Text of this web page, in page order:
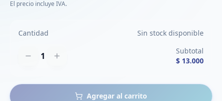
El precio incluye IVA.
Cantidad Sin stock disponible
1
Subtotal
$ 13.000
Agregar al carrito